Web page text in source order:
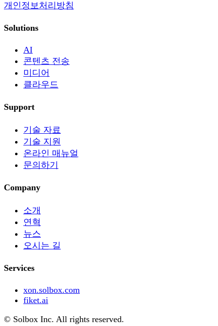
개인정보처리방침
Solutions
AI
콘텐츠 전송
미디어
클라우드
Support
기술 자료
기술 지원
온라인 매뉴얼
문의하기
Company
소개
연혁
뉴스
오시는 길
Services
xon.solbox.com
fiket.ai
© Solbox Inc. All rights reserved.